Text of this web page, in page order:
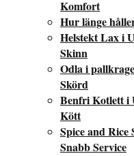
Komfort
Hur länge
Helstekt Lax i
Skinn
Odla i
Skörd
Benfri Kotlett i
Kött
Spice and
Snabb Service